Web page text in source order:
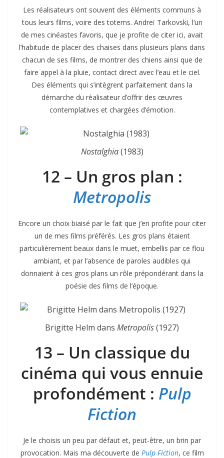
Les réalisateurs ont souvent des éléments communs à
tous leurs films, voire des totems. Andreï Tarkovski, l’un
de mes cinéastes favoris, que je profite de citer ici, avait
l’habitude de placer des chaises dans plusieurs plans dans
chacun de ses films, de montrer des chiens ainsi que de
faire appel à la pluie, contact direct avec l’eau et le ciel.
Des éléments qui s’intègrent parfaitement dans la
démarche du réalisateur d’offrir des œuvres
contemplatives et chargées d’émotion.
Nostalghia(1983)
12 – Un gros plan :
Metropolis
Encore un choix biaisé par le fait que j’en profite pour citer
un de mes films préférés. Les gros plans étaient
particulièrement beaux dans le muet, embellis par ce flou
ambiant, et par l’absence de paroles audibles qui
donnaient à ces gros plans un rôle prépondérant dans la
poésie des films de l’époque.
Brigitte Helm dans Metropolis(1927)
13 – Un classique du
cinéma qui vous ennuie
profondément : Pulp
Fiction
Je le choisis un peu par défaut et, peut-être, un brin par
provocation. Mais ma découverte de Pulp Fiction, ce film